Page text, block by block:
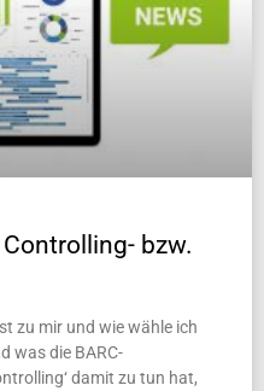
bzw.
zu mir und wie wähle ich
was die BARC-
damit zu tun hat,